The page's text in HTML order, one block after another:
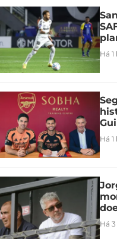
Há
Há
Há